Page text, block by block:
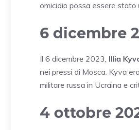
omicidio possa essere
6 dicembre
Il 6 dicembre 2023, Illia
nei pressi di Mosca. Kyva
militare russa in Ucraina e
4 ottobre